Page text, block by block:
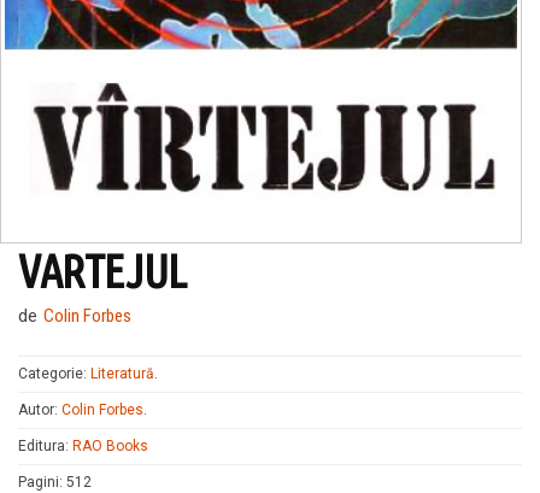
VARTEJUL
de Colin Forbes
Categorie: Literatură.
Autor: Colin Forbes.
Editura: RAO Books
Pagini: 512